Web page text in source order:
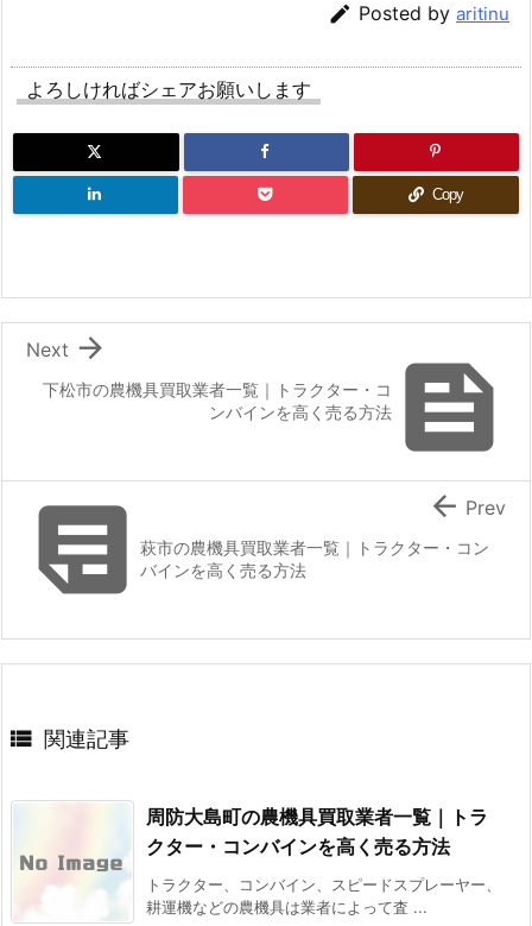
 Posted by aritinu
よろしければシェアお願いします
Copy

下松市の農機具買取業者一覧｜トラクター・コ
ンバインを高く売る方法

Next
萩市の農機具買取業者一覧｜トラクター・コン
バインを高く売る方法
 Prev
 関連記事
周防大島町の農機具買取業者一覧｜トラ
クター・コンバインを高く売る方法
トラクター、コンバイン、スピードスプレーヤー、
耕運機などの農機具は業者によって査 ...